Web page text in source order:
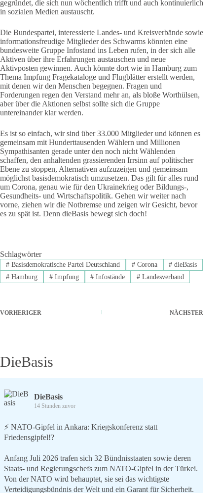
gegründet, die sich nun wöchentlich trifft und auch kontinuierlich
in sozialen Medien austauscht.
Die Bundespartei, interessierte Landes- und Kreisverbände sowie
informationsfreudige Mitglieder des Schwarms könnten eine
bundesweite Gruppe Infostand ins Leben rufen, in der sich alle
Aktiven über ihre Erfahrungen austauschen und neue
Aktivposten gewinnen. Auch könnte dort wie in Hamburg zum
Thema Impfung Fragekataloge und Flugblätter erstellt werden,
mit denen wir den Menschen begegnen. Fragen und
Forderungen regen den Verstand mehr an, als bloße Worthülsen,
aber über die Aktionen selbst sollte sich die Gruppe
untereinander klar werden.
Es ist so einfach, wir sind über 33.000 Mitglieder und können es
gemeinsam mit Hunderttausenden Wählern und Millionen
Sympathisanten gerade unter den noch nicht Wählenden
schaffen, den anhaltenden grassierenden Irrsinn auf politischer
Ebene zu stoppen, Alternativen aufzuzeigen und gemeinsam
möglichst basisdemokratisch umzusetzen. Das gilt für alles rund
um Corona, genau wie für den Ukrainekrieg oder Bildungs-,
Gesundheits- und Wirtschaftspolitik. Gehen wir weiter nach
vorne, ziehen wir die Notbremse und zeigen wir Gesicht, bevor
es zu spät ist. Denn dieBasis bewegt sich doch!
Schlagwörter
#Basisdemokratische Partei Deutschland #Corona # dieBasis
#Hamburg #Impfung # Infostände # Landesverband
VORHERIGER NÄCHSTER
DieBasis
DieBasis
14 Stunden zuvor
⚡️ NATO-Gipfel in Ankara: Kriegskonferenz statt
Friedensgipfel!?
Anfang Juli 2026 trafen sich 32 Bündnisstaaten sowie deren
Staats- und Regierungschefs zum NATO-Gipfel in der Türkei.
Von der NATO wird behauptet, sie sei das wichtigste
Verteidigungsbündnis der Welt und ein Garant für Sicherheit.